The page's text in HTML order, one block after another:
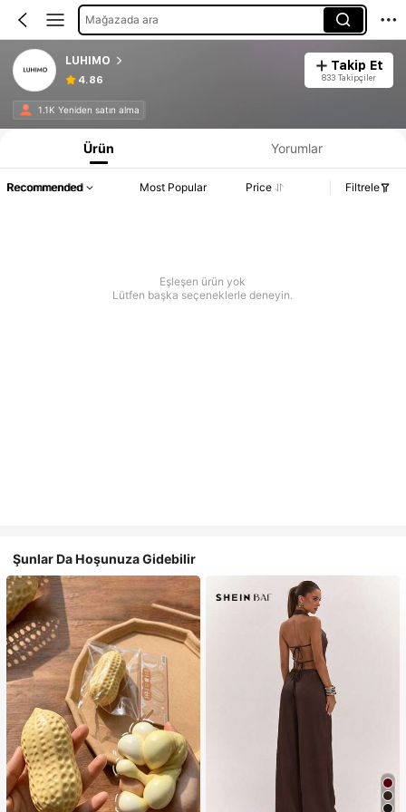
Mağazada ara
LUHIMO
4.86
Takip Et
833 Takipçiler
1.1K Yeniden satın alma
Ürün Yorumlar
Recommended Most Popular Price Filtrele
Eşleşen ürün yok
Lütfen başka seçeneklerle deneyin.
Şunlar Da Hoşunuza Gidebilir